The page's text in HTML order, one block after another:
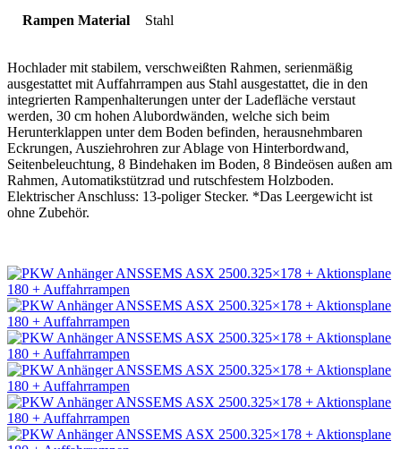
Rampen Material Stahl
Hochlader mit stabilem, verschweißten Rahmen, serienmäßig
ausgestattet mit Auffahrrampen aus Stahl ausgestattet, die in den
integrierten Rampenhalterungen unter der Ladefläche verstaut
werden, 30 cm hohen Alubordwänden, welche sich beim
Herunterklappen unter dem Boden befinden, herausnehmbaren
Eckrungen, Ausziehrohren zur Ablage von Hinterbordwand,
Seitenbeleuchtung, 8 Bindehaken im Boden, 8 Bindeösen außen am
Rahmen, Automatikstützrad und rutschfestem Holzboden.
Elektrischer Anschluss: 13-poliger Stecker. *Das Leergewicht ist
ohne Zubehör.